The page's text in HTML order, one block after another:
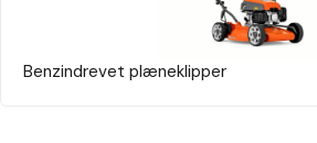
Benzindrevet plæneklipper